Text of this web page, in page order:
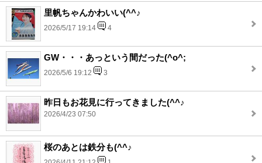
里帆ちゃんかわいい(^^♪
2026/5/17 19:14 4
GW・・・あっという間だった(^o^;
2026/5/6 19:12 3
昨日もお花見に行ってきました(^^♪
2026/4/23 07:50
桜のあとは鉄分も(^^♪